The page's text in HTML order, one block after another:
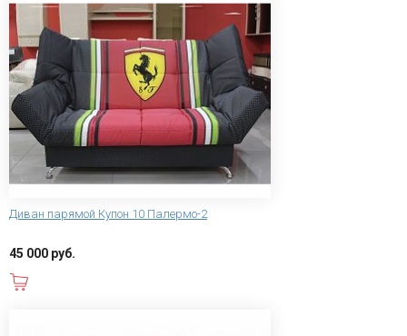
Диван парямой Купон 10 Палермо-2
45 000 руб.